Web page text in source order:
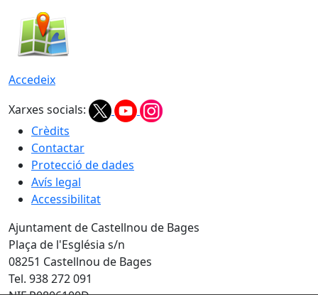
Accedeix
Xarxes socials:
Crèdits
Contactar
Protecció de dades
Avís legal
Accessibilitat
Ajuntament de Castellnou de Bages
Plaça de l'Església s/n
08251 Castellnou de Bages
Tel. 938 272 091